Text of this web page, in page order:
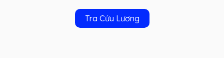
Tra Cứu Lương